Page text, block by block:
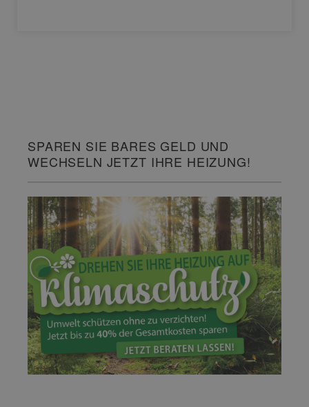
SPAREN SIE BARES GELD UND
WECHSELN JETZT IHRE HEIZUNG!